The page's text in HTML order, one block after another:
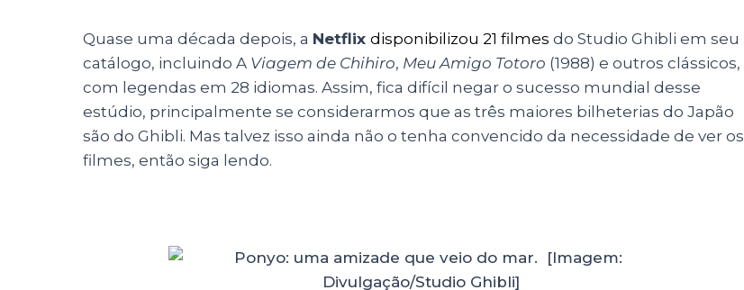
Quase uma década depois, a Netflix disponibilizou 21 filmes do Studio Ghibli em seu
catálogo, incluindo A Viagem de Chihiro, Meu Amigo Totoro (1988) e outros clássicos,
com legendas em 28 idiomas. Assim, fica difícil negar o sucesso mundial desse
estúdio, principalmente se considerarmos que as três maiores bilheterias do Japão
são do Ghibli. Mas talvez isso ainda não o tenha convencido da necessidade de ver os
filmes, então siga lendo.